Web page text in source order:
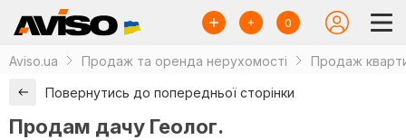
0
Aviso.ua Продаж та оренда нерухомості Продаж
Повернутись до попередньої сторінки
Продам дачу Геолог.